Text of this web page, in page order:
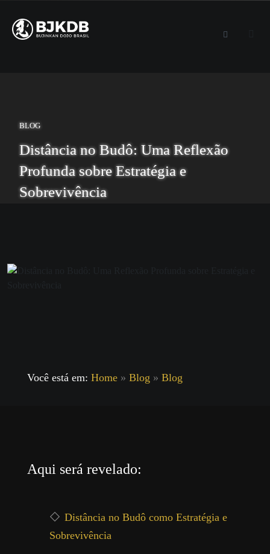
BLOG
Distância no Budô: Uma Reflexão
Profunda sobre Estratégia e
Sobrevivência
Você está em: Home» Blog » Blog
Aqui será revelado:
Distância no Budô como Estratégia e
Sobrevivência